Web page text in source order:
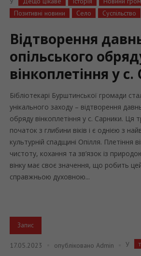
Позитивні новини
Село Суспільство
Відтворення
опільського
вінкоплетіння у
Бібліотекарі Бурштинської громади
унікального заходу – відтворення
обряду вінкоплетіння у с. Сарники. Ця
початок з глибини віків і є однією з
культурній спадщині Опілля. Плетіння
чистоту, кохання та зв’язок із
вінку має своє значення, що робить
справжньою духовною...
Запис
17.05.2023 опубліковано Admin У